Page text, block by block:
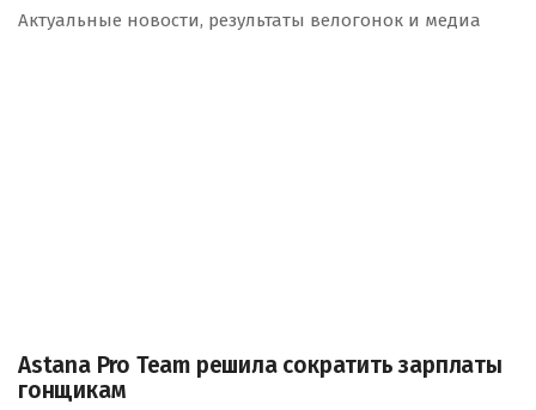
Актуальные новости, результаты велогонок и медиа
Astana Pro Team решила сократить зарплаты
гонщикам